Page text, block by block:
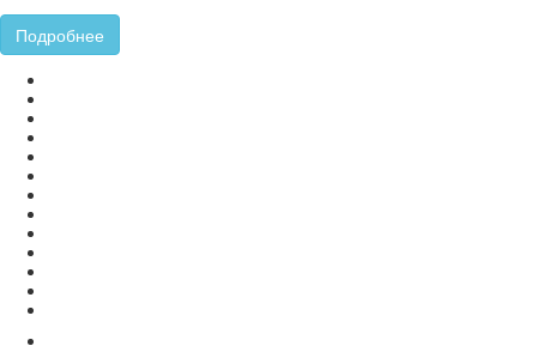
Подробнее